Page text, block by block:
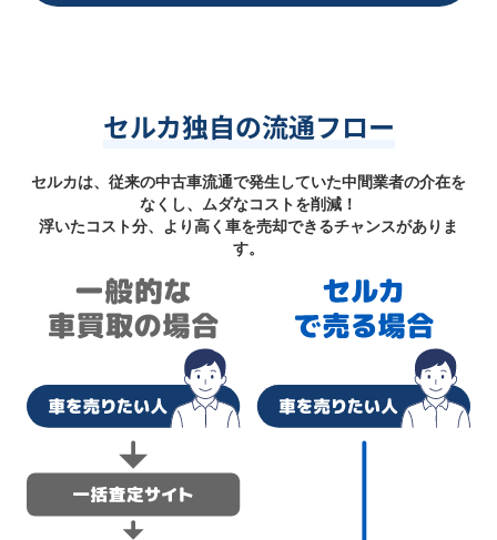
セルカ独自の流通フロー
セルカは、従来の中古車流通で発生していた中間業者の介在を
なくし、ムダなコストを削減！
浮いたコスト分、より高く車を売却できるチャンスがありま
す。